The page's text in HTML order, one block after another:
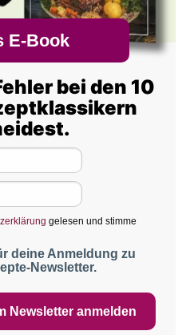
E-Book
bei den 10
gelesen und stimme
deine Anmeldung zu
Newsletter.
Newsletter anmelden